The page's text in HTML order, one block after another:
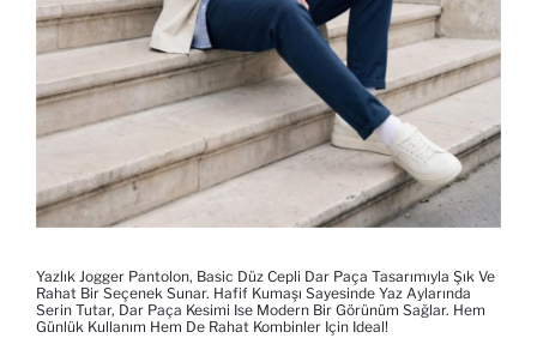
Yazlık Jogger Pantolon, Basic Düz Cepli Dar Paça Tasarımıyla Şık Ve
Rahat Bir Seçenek Sunar. Hafif Kumaşı Sayesinde Yaz Aylarında
Serin Tutar, Dar Paça Kesimi Ise Modern Bir Görünüm Sağlar. Hem
Günlük Kullanım Hem De Rahat Kombinler Için Ideal!